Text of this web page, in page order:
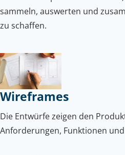
sammeln, auswerten und
zu schaffen.
Wireframes
Die Entwürfe zeigen den
Anforderungen, Funktionen